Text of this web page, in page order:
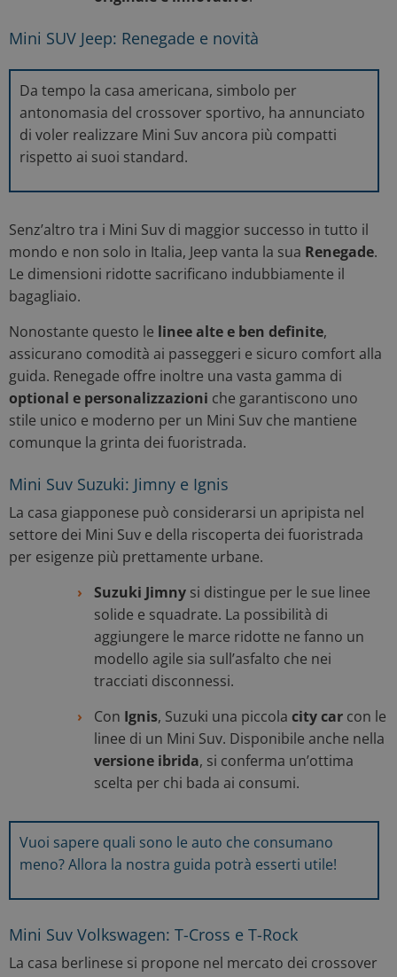
Mini SUV Jeep: Renegade e novità
Da tempo la casa americana, simbolo per
antonomasia del crossover sportivo, ha annunciato
di voler realizzare Mini Suv ancora più compatti
rispetto ai suoi standard.
Senz’altro tra i Mini Suv di maggior successo in tutto il
mondo e non solo in Italia, Jeep vanta la sua Renegade.
Le dimensioni ridotte sacrificano indubbiamente il
bagagliaio.
Nonostante questo le linee alte e ben definite,
assicurano comodità ai passeggeri e sicuro comfort alla
guida. Renegade offre inoltre una vasta gamma di
optional e personalizzazioni che garantiscono uno
stile unico e moderno per un Mini Suv che mantiene
comunque la grinta dei fuoristrada.
Mini Suv Suzuki: Jimny e Ignis
La casa giapponese può considerarsi un apripista nel
settore dei Mini Suv e della riscoperta dei fuoristrada
per esigenze più prettamente urbane.
Suzuki Jimny si distingue per le sue linee
solide e squadrate. La possibilità di
aggiungere le marce ridotte ne fanno un
modello agile sia sull’asfalto che nei
tracciati disconnessi.
Con Ignis, Suzuki una piccola city car con le
linee di un Mini Suv. Disponibile anche nella
versione ibrida, si conferma un’ottima
scelta per chi bada ai consumi.
Vuoi sapere quali sono le auto che consumano
meno? Allora la nostra guida potrà esserti utile!
Mini Suv Volkswagen: T-Cross e T-Rock
La casa berlinese si propone nel mercato dei crossover